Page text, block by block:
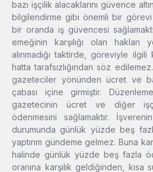
bazı işçilik alacaklarını güvence
bilgilendirme gibi önemli bir
bir oranda iş güvencesi
emeğinin karşılığı olan hakları
alınmadığı taktirde, göreviyle ilgili
hatta tarafsızlığından söz
gazeteciler yönünden ücret ve
çabası içine girmiştir.
gazetecinin ücret ve diğer
ödenmesini sağlamaktır.
durumunda günlük yüzde beş
yaptırım gündeme gelmez. Buna
halinde günlük yüzde beş fazla
oranına karşılık geldiğinden,